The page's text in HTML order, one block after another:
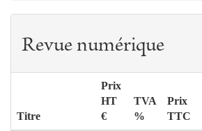
Revue numérique
Titre
Prix
HT
€
TVA
%
Prix
TTC